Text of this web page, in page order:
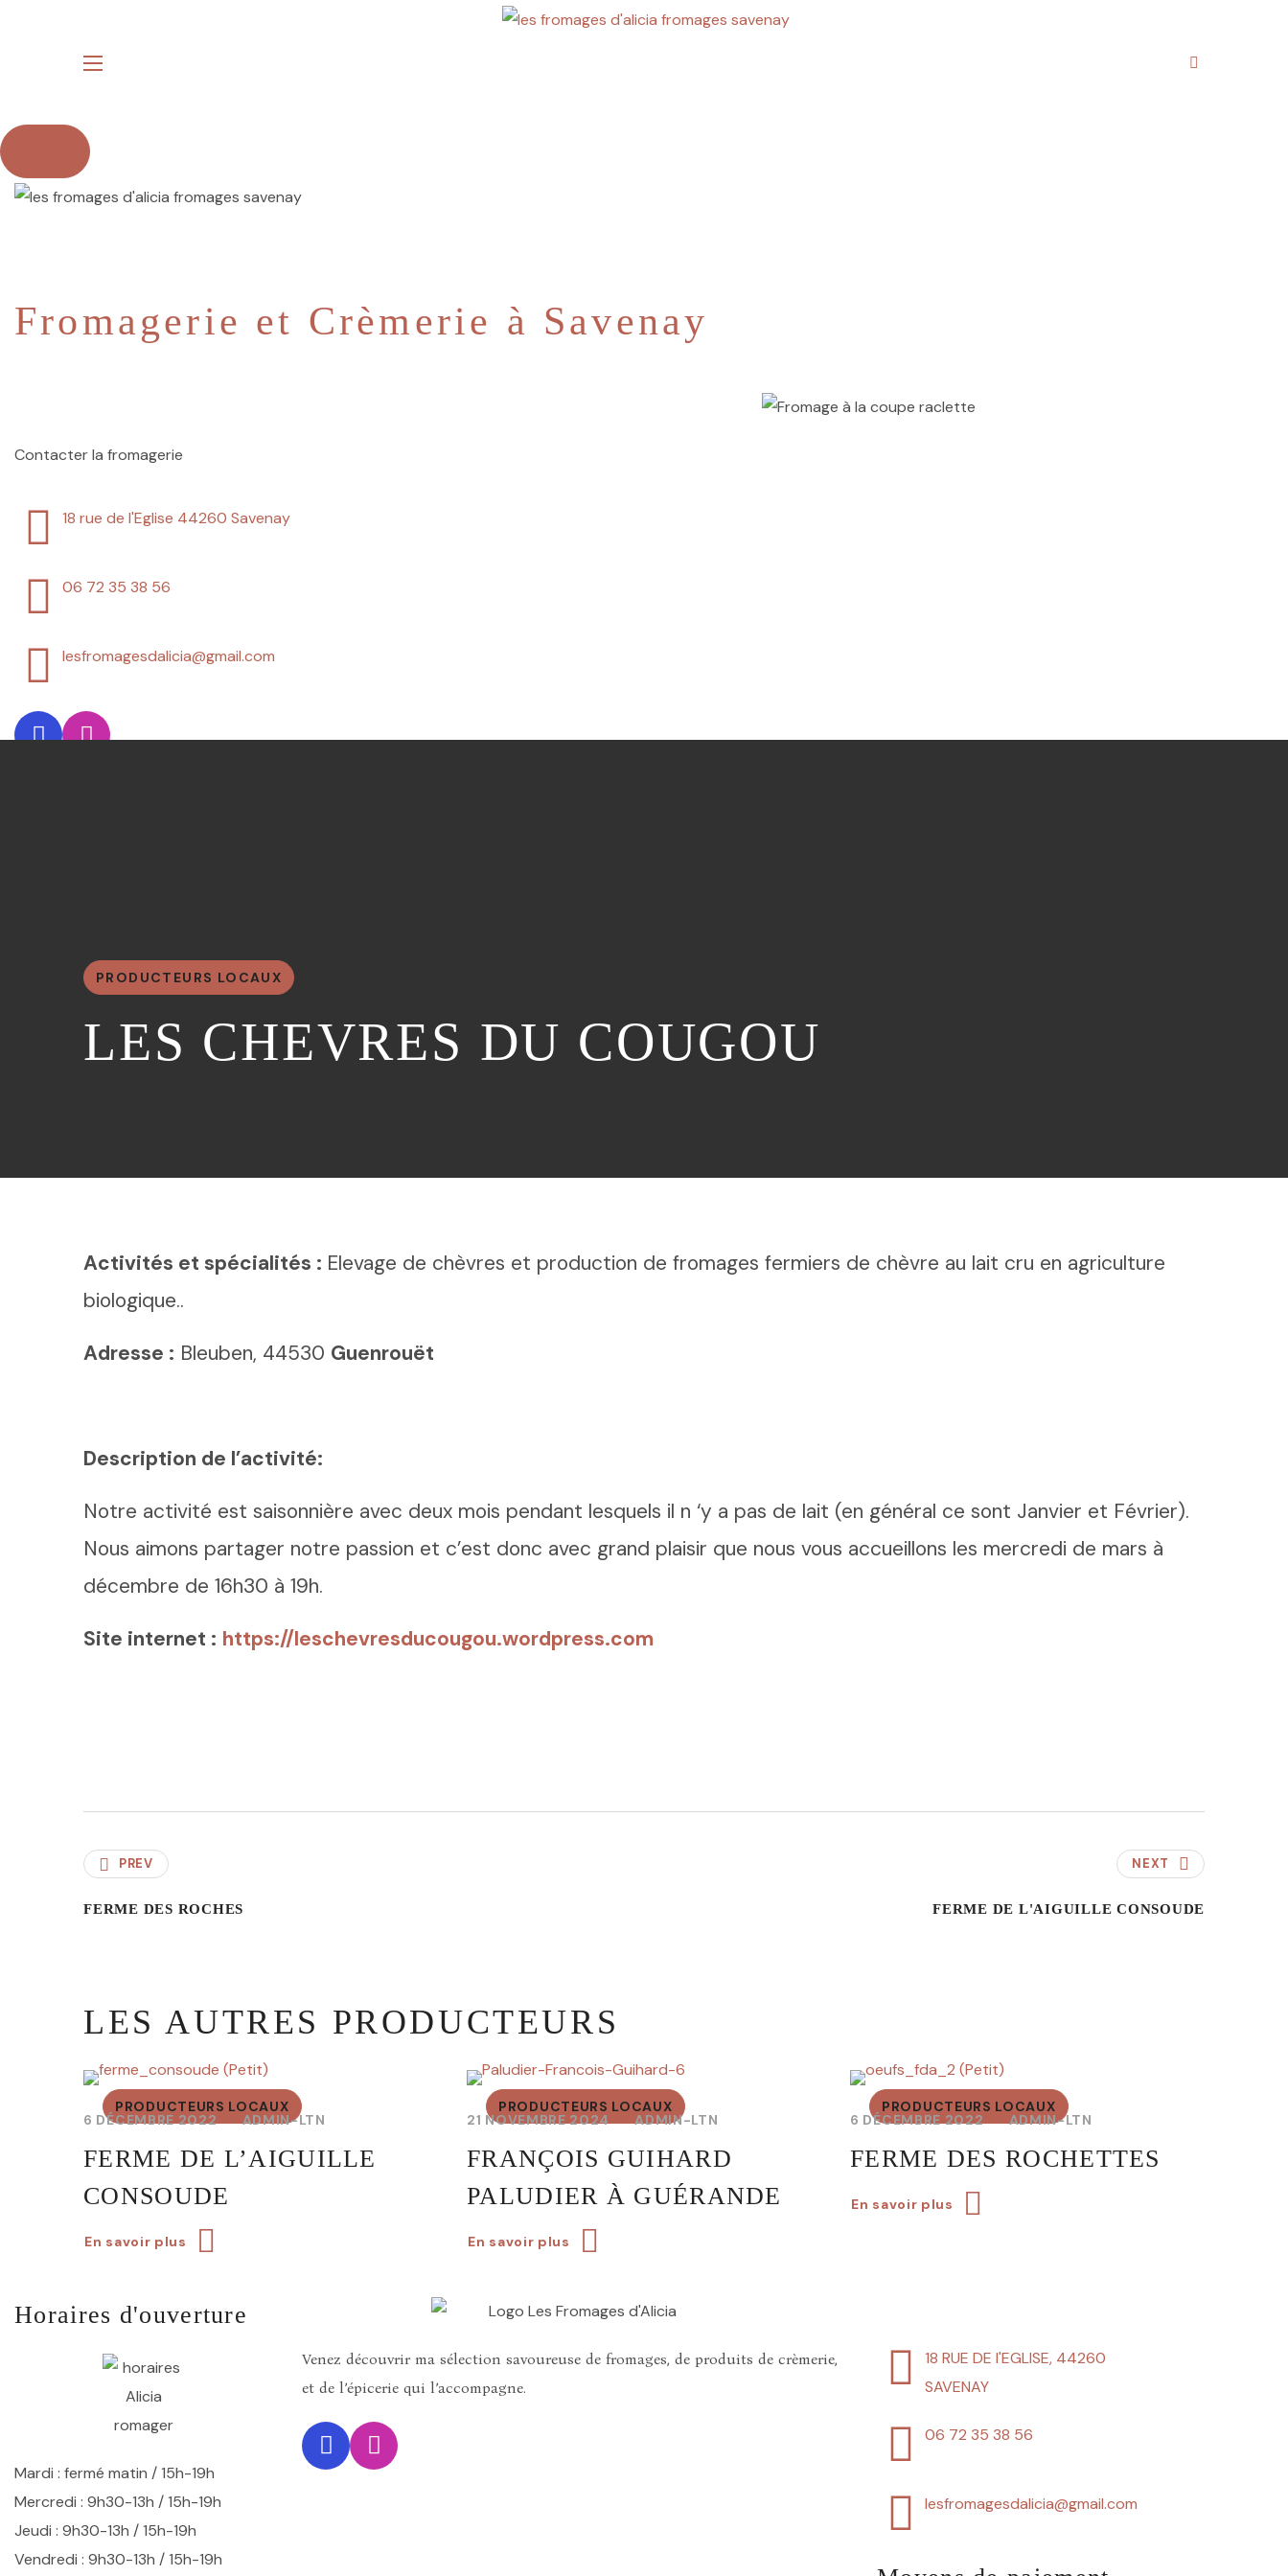
Fromagerie et Crèmerie à Savenay
Contacter la fromagerie
18 rue de l'Eglise 44260 Savenay
06 72 35 38 56
lesfromagesdalicia@gmail.com
PRODUCTEURS LOCAUX
LES CHEVRES DU COUGOU
Activités et spécialités : Elevage de chèvres et production de fromages fermiers de chèvre au lait cru en agriculture
biologique..
Adresse : Bleuben, 44530 Guenrouët
Description de l’activité:
Notre activité est saisonnière avec deux mois pendant lesquels il n ‘y a pas de lait (en général ce sont Janvier et Février).
Nous aimons partager notre passion et c’est donc avec grand plaisir que nous vous accueillons les mercredi de mars à
décembre de 16h30 à 19h.
Site internet : https://leschevresducougou.wordpress.com
PREV
FERME DES ROCHES
NEXT
FERME DE L'AIGUILLE CONSOUDE
LES AUTRES PRODUCTEURS
PRODUCTEURS LOCAUX
6 DÉCEMBRE 2022 ADMIN-LTN
FERME DE L’AIGUILLE
CONSOUDE
En savoir plus
PRODUCTEURS LOCAUX
21 NOVEMBRE 2024 ADMIN-LTN
FRANÇOIS GUIHARD
PALUDIER À GUÉRANDE
En savoir plus
PRODUCTEURS LOCAUX
6 DÉCEMBRE 2022 ADMIN-LTN
FERME DES ROCHETTES
En savoir plus
Horaires d'ouverture
Mardi : fermé matin / 15h-19h
Mercredi : 9h30-13h / 15h-19h
Jeudi : 9h30-13h / 15h-19h
Vendredi : 9h30-13h / 15h-19h
Venez découvrir ma sélection savoureuse de fromages, de produits de crèmerie,
et de l’épicerie qui l’accompagne.
18 RUE DE l'EGLISE, 44260
SAVENAY
06 72 35 38 56
lesfromagesdalicia@gmail.com